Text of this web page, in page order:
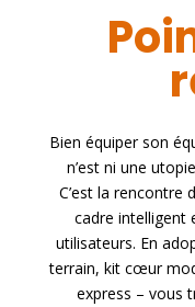
Bien équiper son
n’est ni une
C’est la rencontre
cadre intelligent
utilisateurs. En
terrain, kit cœur
express – vous